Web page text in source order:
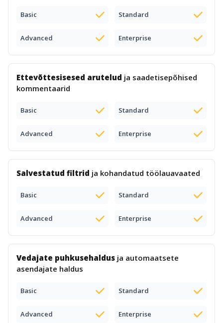
Basic Standard
Advanced Enterprise
Ettevõttesisesed arutelud ja saadetisepõhised
kommentaarid
Basic Standard
Advanced Enterprise
Salvestatud filtrid ja kohandatud töölauavaated
Basic Standard
Advanced Enterprise
Vedajate puhkusehaldus ja automaatsete
asendajate haldus
Basic Standard
Advanced Enterprise